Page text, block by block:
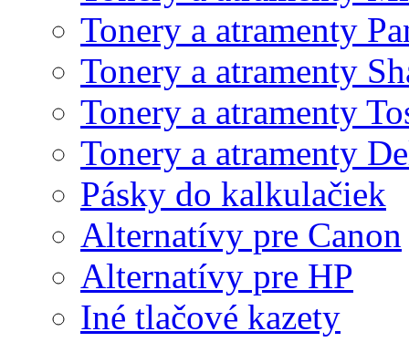
Tonery a atramenty
Tonery a atramenty
Tonery a atramenty
Tonery a atramenty
Pásky do kalkulačiek
Alternatívy pre Canon
Alternatívy pre HP
Iné tlačové kazety